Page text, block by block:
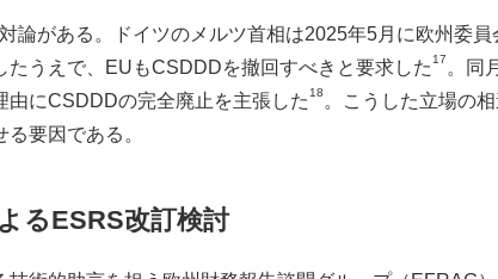
論がある。ドイツのメルツ首相は2025年5月に欧州委
たうえで、EUもCSDDDを撤回すべきと要求した 17 。同
由にCSDDDの完全廃止を主張した 18 。こうした立場の
要因である。
るESRS改訂検討